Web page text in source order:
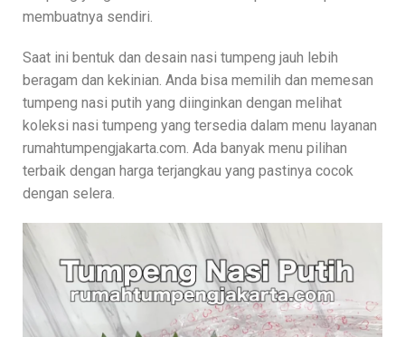
membuatnya sendiri.
Saat ini bentuk dan desain nasi tumpeng jauh lebih
beragam dan kekinian. Anda bisa memilih dan memesan
tumpeng nasi putih yang diinginkan dengan melihat
koleksi nasi tumpeng yang tersedia dalam menu layanan
rumahtumpengjakarta.com. Ada banyak menu pilihan
terbaik dengan harga terjangkau yang pastinya cocok
dengan selera.